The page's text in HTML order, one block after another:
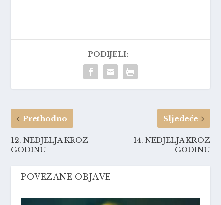
PODIJELI:
Prethodno
12. NEDJELJA KROZ
GODINU
Sljedeće
14. NEDJELJA KROZ
GODINU
POVEZANE OBJAVE